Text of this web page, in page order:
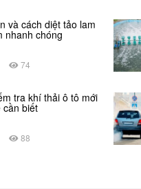
và cách diệt tảo lam
nhanh chóng
74
tra khí thải ô tô mới
cần biết
88